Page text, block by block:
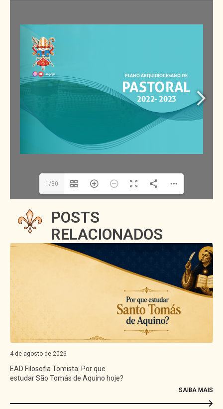
1/30
POSTS
RELACIONADOS
3 de agosto de 2026
Arquidiocese de Campo Grande (MS)
lança Copa da Juventude Católica de
SAIBA